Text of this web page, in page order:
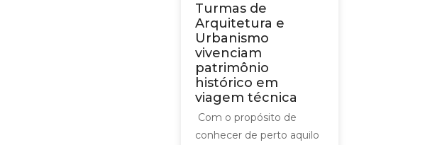
Turmas de
Arquitetura e
Urbanismo
vivenciam
patrimônio
histórico em
viagem técnica
Com o propósito de
conhecer de perto aquilo